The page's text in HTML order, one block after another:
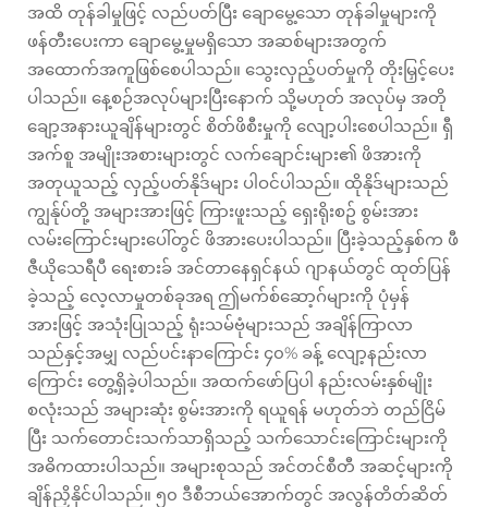
အထိ တုန်ခါမှုဖြင့် လည်ပတ်ပြီး ချောမွေ့သော တုန်ခါမှုများကို
ဖန်တီးပေးကာ ချောမွေ့မှုမရှိသော အဆစ်များအတွက်
အထောက်အကူဖြစ်စေပါသည်။ သွေးလှည့်ပတ်မှုကို တိုးမြှင့်ပေး
ပါသည်။ နေ့စဉ်အလုပ်များပြီးနောက် သို့မဟုတ် အလုပ်မှ အတို
ချော့အနားယူချိန်များတွင် စိတ်ဖိစီးမှုကို လျော့ပါးစေပါသည်။ ရှီ
အက်စူ အမျိုးအစားများတွင် လက်ချောင်းများ၏ ဖိအားကို
အတုယူသည့် လှည့်ပတ်နိုဒ်များ ပါဝင်ပါသည်။ ထိုနိုဒ်များသည်
ကျွန်ုပ်တို့ အများအားဖြင့် ကြားဖူးသည့် ရှေးရိုးစဥ် စွမ်းအား
လမ်းကြောင်းများပေါ်တွင် ဖိအားပေးပါသည်။ ပြီးခဲ့သည့်နှစ်က ဖီ
ဇီယိုသေရီပီ ရေးစားခ် အင်တာနေရှင်နယ် ဂျာနယ်တွင် ထုတ်ပြန်
ခဲ့သည့် လေ့လာမှုတစ်ခုအရ ဤမက်စ်ဆော့ဂ်များကို ပုံမှန်
အားဖြင့် အသုံးပြုသည့် ရုံးသမ်ဗုံများသည် အချိန်ကြာလာ
သည်နှင့်အမျှ လည်ပင်းနာကြောင်း ၄၀% ခန့် လျော့နည်းလာ
ကြောင်း တွေ့ရှိခဲ့ပါသည်။ အထက်ဖော်ပြပါ နည်းလမ်းနှစ်မျိုး
စလုံးသည် အများဆုံး စွမ်းအားကို ရယူရန် မဟုတ်ဘဲ တည်ငြိမ်
ပြီး သက်တောင်းသက်သာရှိသည့် သက်သောင်းကြောင်းများကို
အဓိကထားပါသည်။ အများစုသည် အင်တင်စီတီ အဆင့်များကို
ချိန်ညှိနိုင်ပါသည်။ ၅၀ ဒီစီဘယ်အောက်တွင် အလွန်တိတ်ဆိတ်